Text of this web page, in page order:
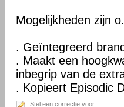
Mogelijkheden zijn
. Geïntegreerd
. Maakt een
inbegrip van de
. Kopieert Episodic
Stel een correctie voor